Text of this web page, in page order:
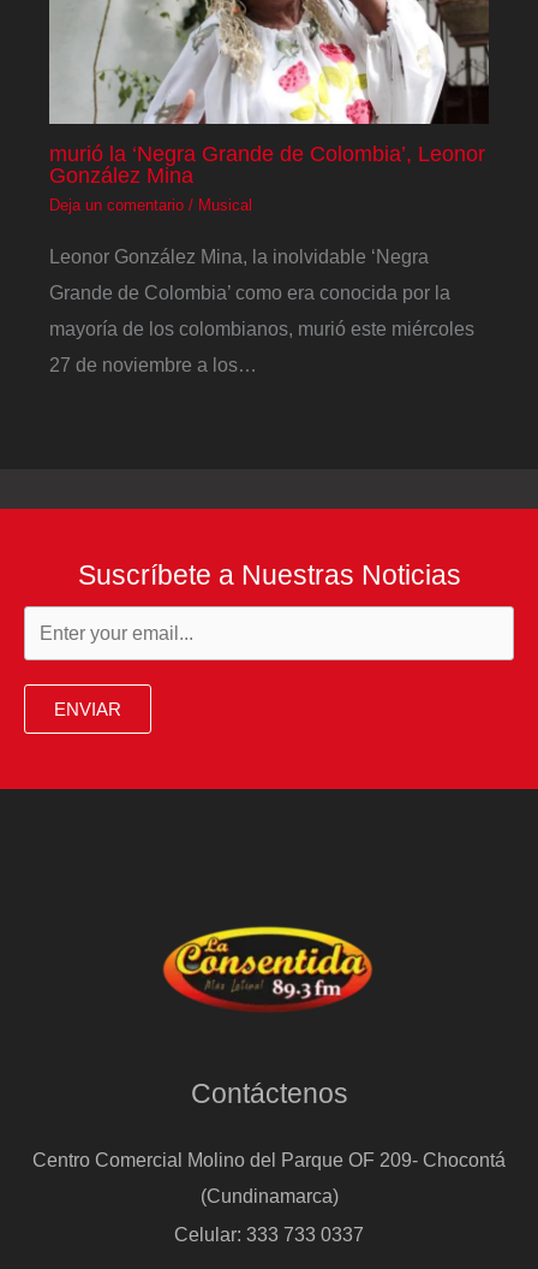
murió la ‘Negra Grande de Colombia’, Leonor
González Mina
Deja un comentario / Musical
Leonor González Mina, la inolvidable ‘Negra
Grande de Colombia’ como era conocida por la
mayoría de los colombianos, murió este miércoles
27 de noviembre a los…
Suscríbete a Nuestras Noticias
ENVIAR
Contáctenos
Centro Comercial Molino del Parque OF 209- Chocontá
(Cundinamarca)
Celular: 333 733 0337